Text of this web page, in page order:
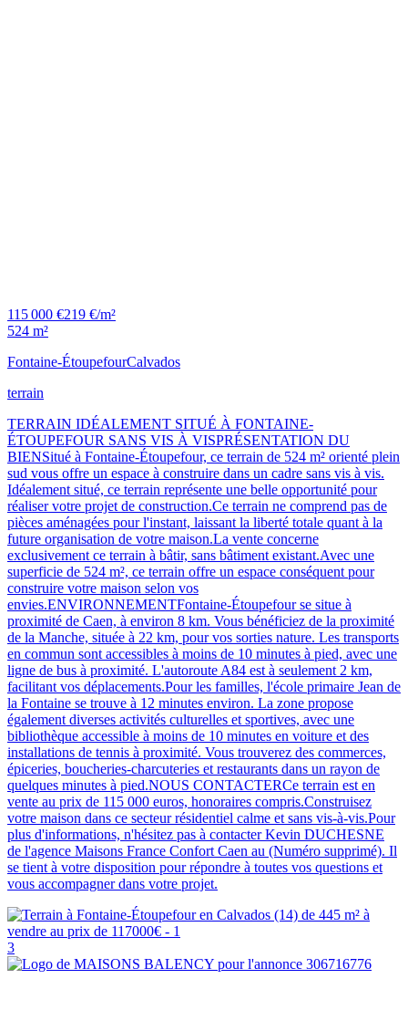
115 000 €219 €/m²
524 m²
Fontaine-ÉtoupefourCalvados
terrain
TERRAIN IDÉALEMENT SITUÉ À FONTAINE-
ÉTOUPEFOUR SANS VIS À VISPRÉSENTATION DU
BIENSitué à Fontaine-Étoupefour, ce terrain de 524 m² orienté plein
sud vous offre un espace à construire dans un cadre sans vis à vis.
Idéalement situé, ce terrain représente une belle opportunité pour
réaliser votre projet de construction.Ce terrain ne comprend pas de
pièces aménagées pour l'instant, laissant la liberté totale quant à la
future organisation de votre maison.La vente concerne
exclusivement ce terrain à bâtir, sans bâtiment existant.Avec une
superficie de 524 m², ce terrain offre un espace conséquent pour
construire votre maison selon vos
envies.ENVIRONNEMENTFontaine-Étoupefour se situe à
proximité de Caen, à environ 8 km. Vous bénéficiez de la proximité
de la Manche, située à 22 km, pour vos sorties nature. Les transports
en commun sont accessibles à moins de 10 minutes à pied, avec une
ligne de bus à proximité. L'autoroute A84 est à seulement 2 km,
facilitant vos déplacements.Pour les familles, l'école primaire Jean de
la Fontaine se trouve à 12 minutes environ. La zone propose
également diverses activités culturelles et sportives, avec une
bibliothèque accessible à moins de 10 minutes en voiture et des
installations de tennis à proximité. Vous trouverez des commerces,
épiceries, boucheries-charcuteries et restaurants dans un rayon de
quelques minutes à pied.NOUS CONTACTERCe terrain est en
vente au prix de 115 000 euros, honoraires compris.Construisez
votre maison dans ce secteur résidentiel calme et sans vis-à-vis.Pour
plus d'informations, n'hésitez pas à contacter Kevin DUCHESNE
de l'agence Maisons France Confort Caen au (Numéro supprimé). Il
se tient à votre disposition pour répondre à toutes vos questions et
vous accompagner dans votre projet.
3